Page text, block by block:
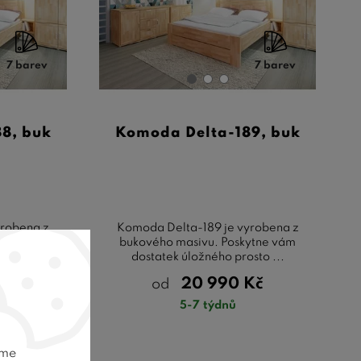
7 barev
buk
z
7 barev
Komoda Delta-189, buk
Komoda Delta-189 je vyrobena z
bukového masivu. Poskytne vám
dostatek úložného prosto ...
od 20 990 Kč
5-7 týdnů